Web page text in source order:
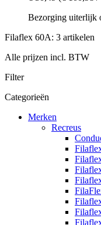
Bezorging uiterlijk
Filaflex 60A: 3 artikelen
Alle prijzen incl. BTW
Filter
Categorieën
Merken
Recreus